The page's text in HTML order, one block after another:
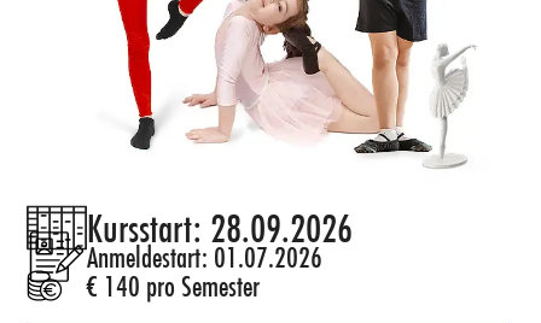
Kursstart: 28.09.2026
Anmeldestart: 01.07.2026
€ 140 pro Semester